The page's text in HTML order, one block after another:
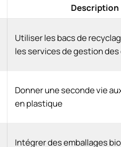
Description
Utiliser les bacs de
les services de gestion
Donner une seconde vie
en plastique
Intégrer des emballages